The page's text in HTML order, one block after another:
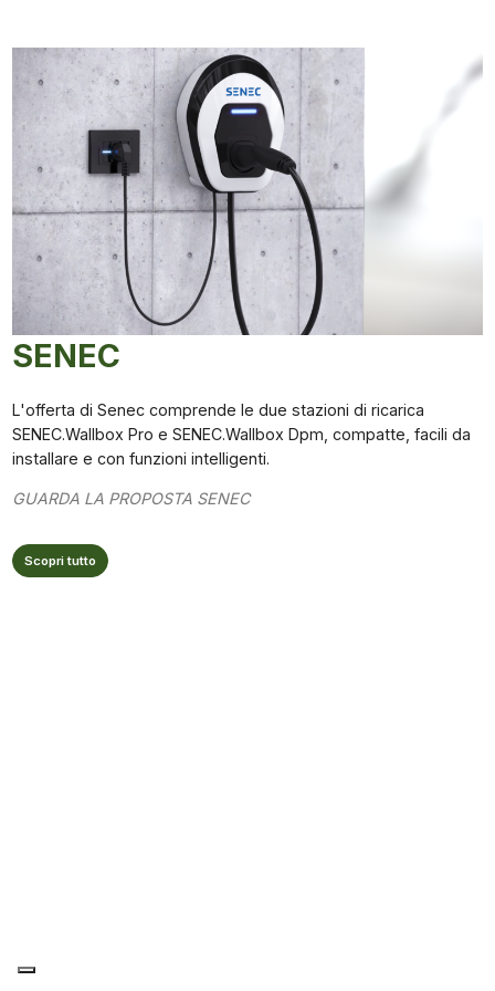
SENEC
L'offerta di Senec comprende le due stazioni di ricarica
SENEC.Wallbox Pro e SENEC.Wallbox Dpm, compatte, facili da
installare e con funzioni intelligenti.
GUARDA LA PROPOSTA SENEC
Scopri tutto